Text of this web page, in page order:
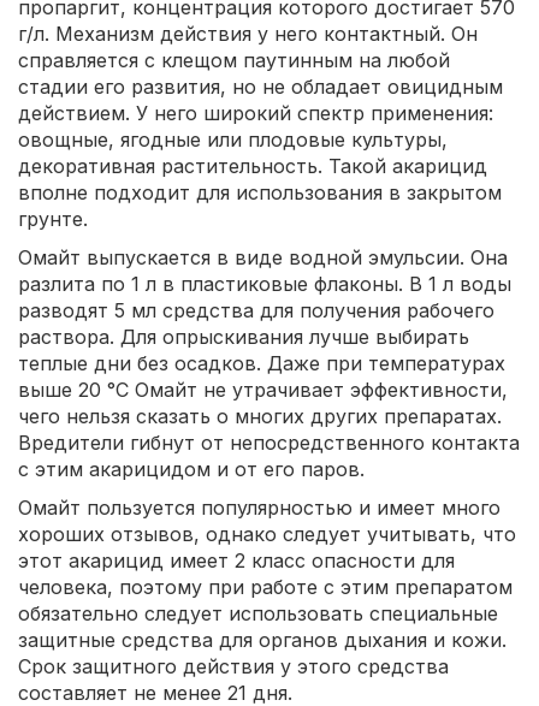
пропаргит, концентрация которого достигает 570
г/л. Механизм действия у него контактный. Он
справляется с клещом паутинным на любой
стадии его развития, но не обладает овицидным
действием. У него широкий спектр применения:
овощные, ягодные или плодовые культуры,
декоративная растительность. Такой акарицид
вполне подходит для использования в закрытом
грунте.
Омайт выпускается в виде водной эмульсии. Она
разлита по 1 л в пластиковые флаконы. В 1 л воды
разводят 5 мл средства для получения рабочего
раствора. Для опрыскивания лучше выбирать
теплые дни без осадков. Даже при температурах
выше 20 °С Омайт не утрачивает эффективности,
чего нельзя сказать о многих других препаратах.
Вредители гибнут от непосредственного контакта
с этим акарицидом и от его паров.
Омайт пользуется популярностью и имеет много
хороших отзывов, однако следует учитывать, что
этот акарицид имеет 2 класс опасности для
человека, поэтому при работе с этим препаратом
обязательно следует использовать специальные
защитные средства для органов дыхания и кожи.
Срок защитного действия у этого средства
составляет не менее 21 дня.